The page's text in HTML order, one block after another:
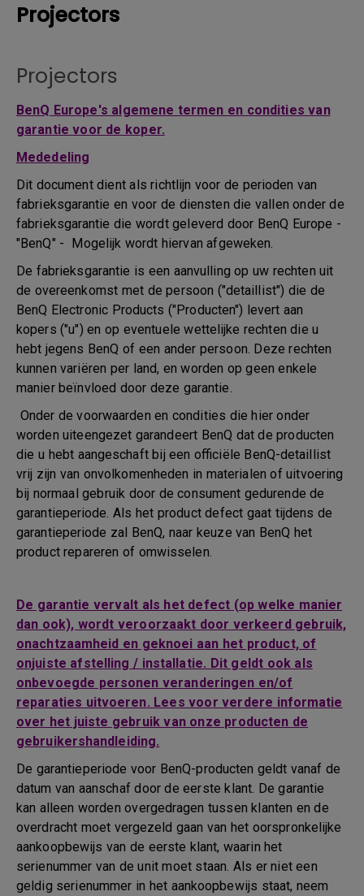
Projectors
Projectors
BenQ Europe's algemene termen en condities van
garantie voor de koper.
Mededeling
Dit document dient als richtlijn voor de perioden van
fabrieksgarantie en voor de diensten die vallen onder de
fabrieksgarantie die wordt geleverd door BenQ Europe -
"BenQ" - Mogelijk wordt hiervan afgeweken.
De fabrieksgarantie is een aanvulling op uw rechten uit
de overeenkomst met de persoon ("detaillist") die de
BenQ Electronic Products ("Producten") levert aan
kopers ("u") en op eventuele wettelijke rechten die u
hebt jegens BenQ of een ander persoon. Deze rechten
kunnen variëren per land, en worden op geen enkele
manier beïnvloed door deze garantie.
Onder de voorwaarden en condities die hier onder
worden uiteengezet garandeert BenQ dat de producten
die u hebt aangeschaft bij een officiële BenQ-detaillist
vrij zijn van onvolkomenheden in materialen of uitvoering
bij normaal gebruik door de consument gedurende de
garantieperiode. Als het product defect gaat tijdens de
garantieperiode zal BenQ, naar keuze van BenQ het
product repareren of omwisselen.
De garantie vervalt als het defect (op welke manier
dan ook), wordt veroorzaakt door verkeerd gebruik,
onachtzaamheid en geknoei aan het product, of
onjuiste afstelling / installatie. Dit geldt ook als
onbevoegde personen veranderingen en/of
reparaties uitvoeren. Lees voor verdere informatie
over het juiste gebruik van onze producten de
gebruikershandleiding.
De garantieperiode voor BenQ-producten geldt vanaf de
datum van aanschaf door de eerste klant. De garantie
kan alleen worden overgedragen tussen klanten en de
overdracht moet vergezeld gaan van het oorspronkelijke
aankoopbewijs van de eerste klant, waarin het
serienummer van de unit moet staan. Als er niet een
geldig serienummer in het aankoopbewijs staat, neem